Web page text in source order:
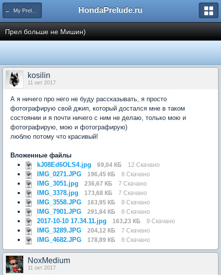
← My Prelude HondaPrelude.ru
Прел больше не Мишин)
kosilin
11 окт 2017
А я ничего про него не буду рассказывать, я просто
фотографирую свой джип, который достался мне в таком
состоянии и я почти ничего с ним не делаю, только мою и
фотографирую, мою и фотографирую)
люблю потому что красивый!
Вложенные файлы
kJ08Ed6OLS4.jpg
69,04 КБ 12 Скачано
IMG_0271.JPG 196,45 КБ 8 Скачано
IMG_3051.jpg 236,67 КБ 7 Скачано
IMG_3378.jpg 173,68 КБ 7 Скачано
IMG_3558.JPG 163,95 КБ 8 Скачано
IMG_7901.JPG 291,84 КБ 8 Скачано
2017-10-10 17.34.11.jpg 163,23 КБ 9 Скачано
IMG_3289.JPG 204,12 КБ 7 Скачано
IMG_4682.JPG 178,89 КБ 8 Скачано
NoxMedium
11 окт 2017